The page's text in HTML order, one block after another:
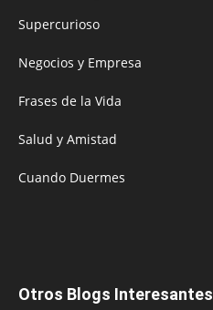
Supercurioso
Negocios y Empresa
Frases de la Vida
Salud y Amistad
Cuando Duermes
Otros Blogs Interesantes